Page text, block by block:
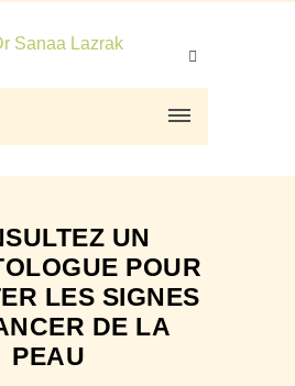
UN
POUR
LES SIGNES
DE LA
PEAU